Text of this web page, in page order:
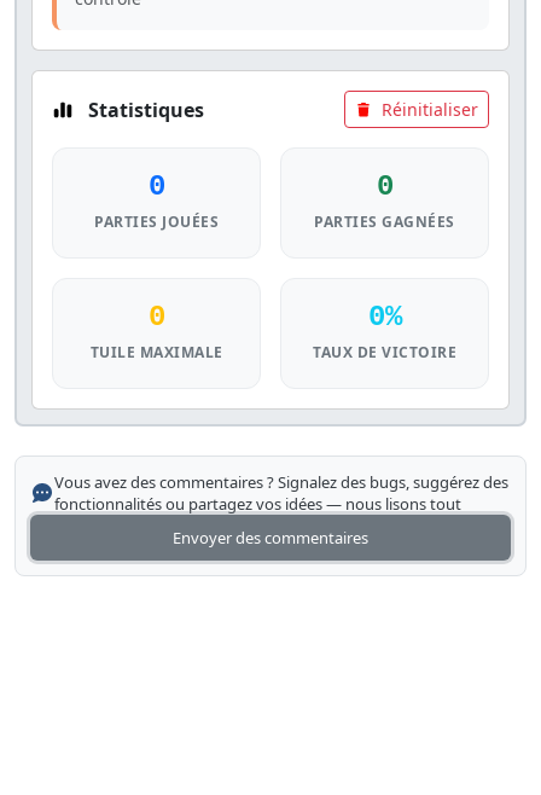
Statistiques Réinitialiser
0
PARTIES JOUÉES
0
PARTIES GAGNÉES
0
TUILE MAXIMALE
0%
TAUX DE VICTOIRE
Vous avez des commentaires ? Signalez des bugs, suggérez des
fonctionnalités ou partagez vos idées — nous lisons tout
Envoyer des commentaires